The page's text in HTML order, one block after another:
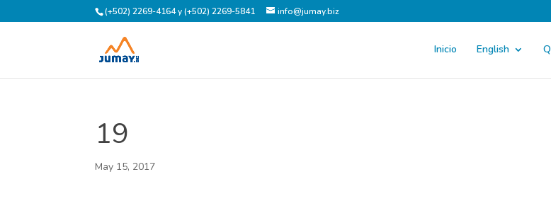
(+502) 2269-4164 y (+502) 2269-5841 info@jumay.biz
Inicio English
19
May 15, 2017